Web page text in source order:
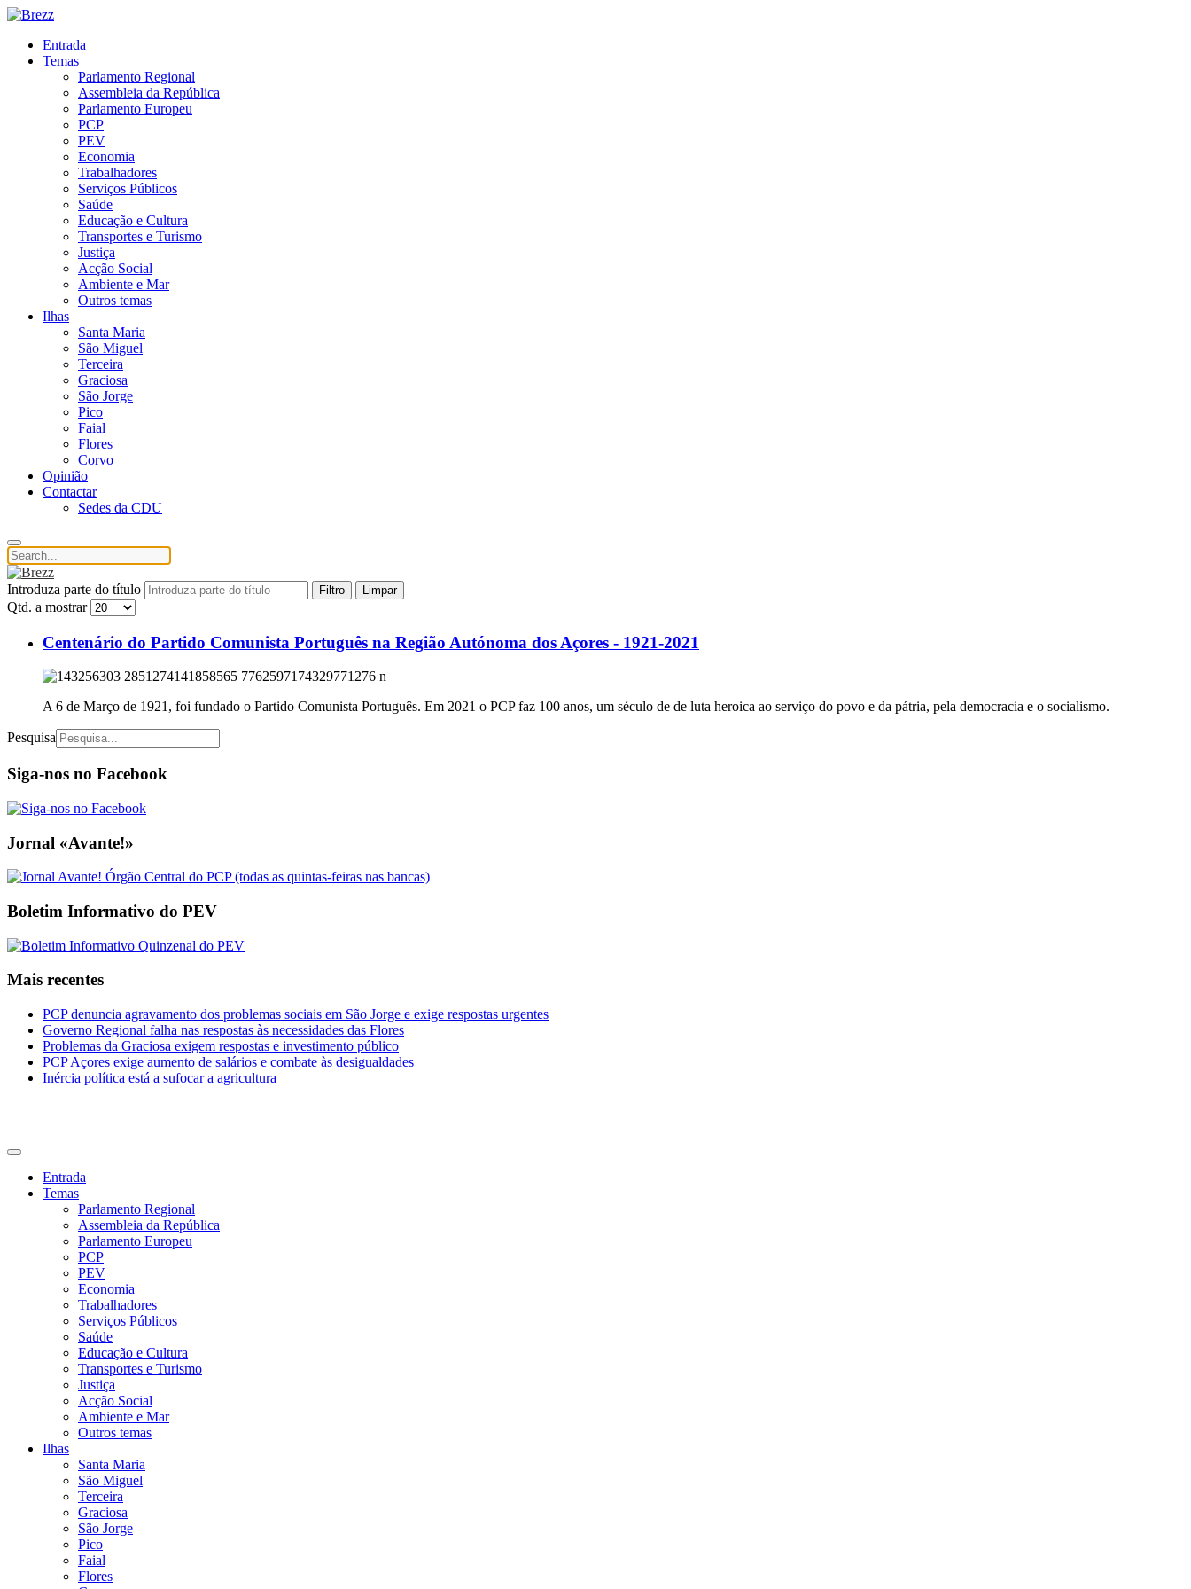
Entrada
Temas
Parlamento Regional
Assembleia da República
Parlamento Europeu
PCP
PEV
Economia
Trabalhadores
Serviços Públicos
Saúde
Educação e Cultura
Transportes e Turismo
Justiça
Acção Social
Ambiente e Mar
Outros temas
Ilhas
Santa Maria
São Miguel
Terceira
Graciosa
São Jorge
Pico
Faial
Flores
Corvo
Opinião
Contactar
Sedes da CDU
Introduza parte do título Filtro Limpar
Qtd. a mostrar
Centenário do Partido Comunista Português na Região Autónoma dos Açores - 1921-2021
A 6 de Março de 1921, foi fundado o Partido Comunista Português. Em 2021 o PCP faz 100 anos, um século de de luta heroica ao serviço do povo e da pátria, pela democracia e o socialismo.
Pesquisa
Siga-nos no Facebook
Jornal «Avante!»
Boletim Informativo do PEV
Mais recentes
PCP denuncia agravamento dos problemas sociais em São Jorge e exige respostas urgentes
Governo Regional falha nas respostas às necessidades das Flores
Problemas da Graciosa exigem respostas e investimento público
PCP Açores exige aumento de salários e combate às desigualdades
Inércia política está a sufocar a agricultura
Entrada
Temas
Parlamento Regional
Assembleia da República
Parlamento Europeu
PCP
PEV
Economia
Trabalhadores
Serviços Públicos
Saúde
Educação e Cultura
Transportes e Turismo
Justiça
Acção Social
Ambiente e Mar
Outros temas
Ilhas
Santa Maria
São Miguel
Terceira
Graciosa
São Jorge
Pico
Faial
Flores